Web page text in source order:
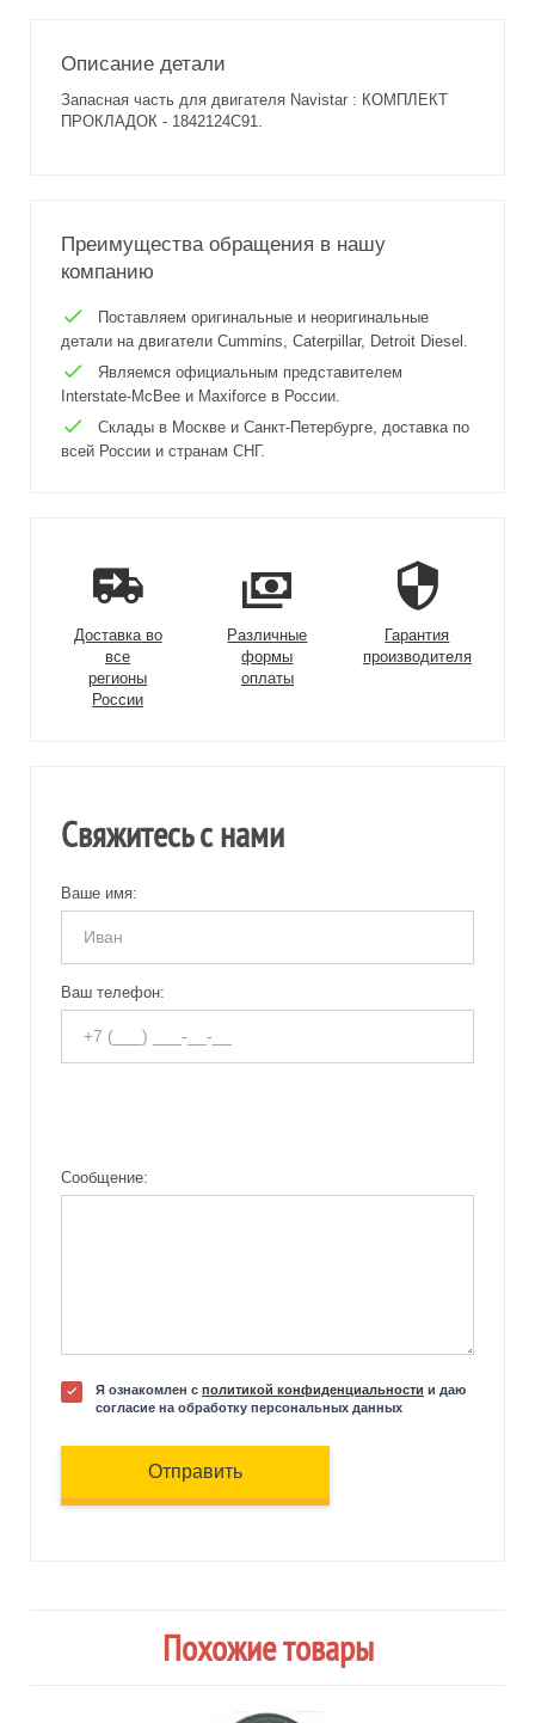
Описание детали
Запасная часть для двигателя Navistar : КОМПЛЕКТ
ПРОКЛАДОК - 1842124C91.
Преимущества обращения в нашу
компанию
Поставляем оригинальные и неоригинальные
детали на двигатели Cummins, Caterpillar, Detroit Diesel.
Являемся официальным представителем
Interstate-McBee и Maxiforce в России.
Склады в Москве и Санкт-Петербурге, доставка по
всей России и странам СНГ.
Доставка во
все
регионы
России
Различные
формы
оплаты
Гарантия
производителя
Свяжитесь с нами
Ваше имя:
Ваш телефон:
Сообщение:
Я ознакомлен с политикой конфиденциальности и даю
согласие на обработку персональных данных
Отправить
Похожие товары